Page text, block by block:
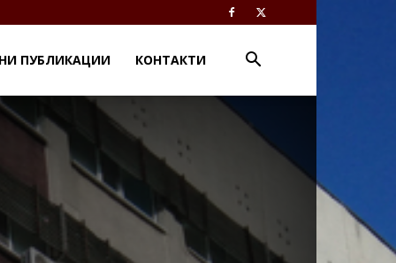
ПУБЛИКАЦИИ КОНТАКТИ